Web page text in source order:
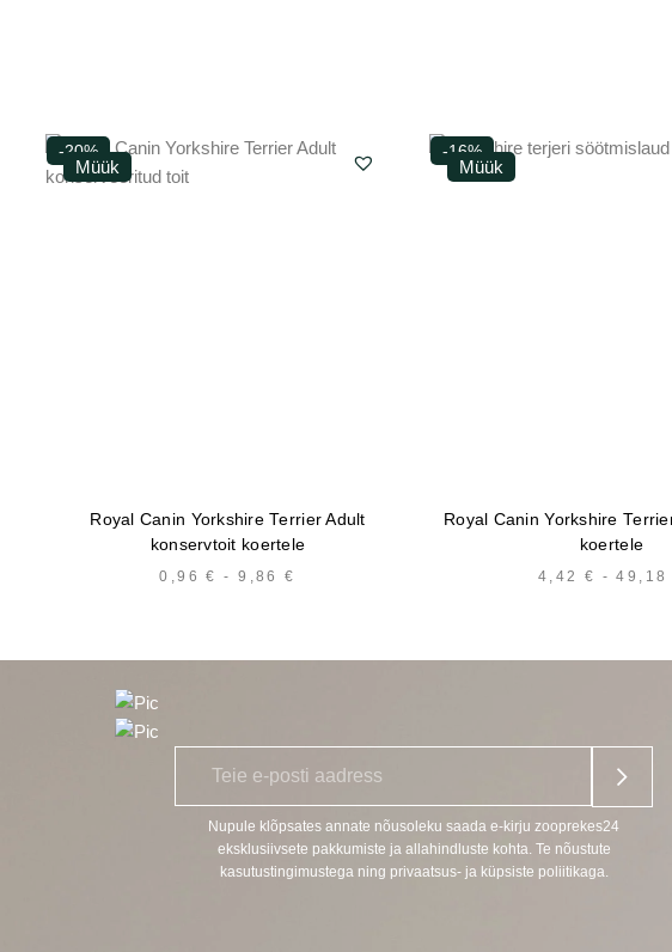
-20%
Müük
Royal Canin Yorkshire Terrier Adult
konservtoit koertele
0,96€ - 9,86€
-16%
Müük
Royal Canin Yorkshire
koertele
4,42 € - 49,18
p
Nupule klõpsates annate nõusoleku saada e-kirju zooprekes24
eksklusiivsete pakkumiste ja allahindluste kohta. Te nõustute
kasutustingimustega ning privaatsus- ja küpsiste poliitikaga.